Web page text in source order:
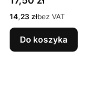
Cena
14,23 złbez VAT
Do koszyka